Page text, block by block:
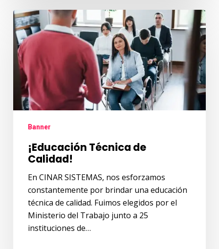
¡Educación
Técnica
de
Calidad!
Banner
¡Educación Técnica de
Calidad!
En CINAR SISTEMAS, nos esforzamos
constantemente por brindar una educación
técnica de calidad. Fuimos elegidos por el
Ministerio del Trabajo junto a 25
instituciones de…